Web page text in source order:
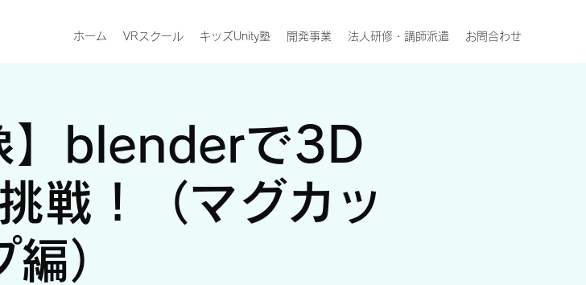
ホーム VRスクール キッズUnity塾 開発事業 法人研修・講師派遣 お問合わせ
】blenderで3D
戦！（マグカッ
編）